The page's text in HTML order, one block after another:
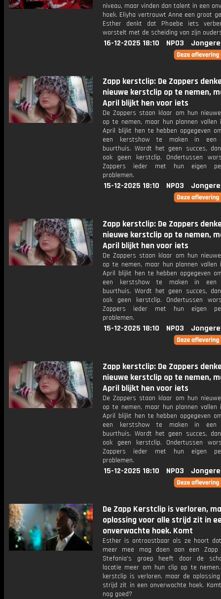
niveau, maar vinden dan talent in een
hoek. Eliyha vertrouwt Anne een groot
Esther denkt dat Phoebe iets
worstelt met de scheiding van zijn
16-12-2025 18:10 NPO3
Zapp kerstclip: De Zappers
nieuwe kerstclip op te nemen,
April blijkt hen voor iets
De Zappers staan klaar om hun
op te nemen, maar hun plannen vallen
April blijkt hen te hebben opgegeven
een kerstshow te maken in een
buurthuis. Wordt het geen succes,
ook geen kerstclip. Ondertussen
Zappers ieder met hun eigen
problemen.
15-12-2025 18:10 NPO3
Zapp kerstclip: De Zappers
nieuwe kerstclip op te nemen,
April blijkt hen voor iets
De Zappers staan klaar om hun
op te nemen, maar hun plannen vallen
April blijkt hen te hebben opgegeven
een kerstshow te maken in een
buurthuis. Wordt het geen succes,
ook geen kerstclip. Ondertussen
Zappers ieder met hun eigen
problemen.
15-12-2025 18:10 NPO3
Zapp kerstclip: De Zappers
nieuwe kerstclip op te nemen,
April blijkt hen voor iets
De Zappers staan klaar om hun
op te nemen, maar hun plannen vallen
April blijkt hen te hebben opgegeven
een kerstshow te maken in een
buurthuis. Wordt het geen succes,
ook geen kerstclip. Ondertussen
Zappers ieder met hun eigen
problemen.
15-12-2025 18:10 NPO3
De Zapp Kerstclip is verloren,
oplossing voor alle strijd zit in
onverwachte hoek. Komt
Esther is ontroostbaar als ze hoort
meer mee mag doen aan een Zapp
Stefania's groep heeft door de
locatie meer om hun clip op te
kerstclip is verloren, maar de
strijd zit in een onverwachte hoek.
nog goed?